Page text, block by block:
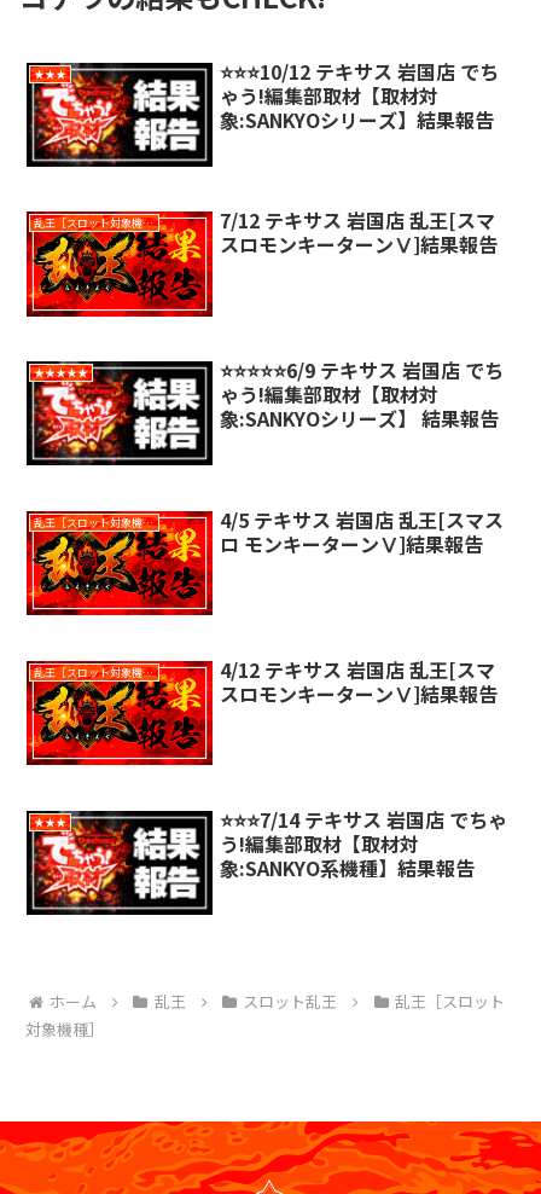
★★★
⭐️⭐️⭐️10/12 テキサス 岩国店 でち
ゃう!編集部取材【取材対
象:SANKYOシリーズ】結果報告
乱王［スロット対象機種］
7/12 テキサス 岩国店 乱王[スマ
スロモンキーターンⅤ]結果報告
★★★★★
⭐️⭐️⭐️⭐️⭐️6/9 テキサス 岩国店 でち
ゃう!編集部取材【取材対
象:SANKYOシリーズ】 結果報告
乱王［スロット対象機種］
4/5 テキサス 岩国店 乱王[スマス
ロ モンキーターンⅤ]結果報告
乱王［スロット対象機種］
4/12 テキサス 岩国店 乱王[スマ
スロモンキーターンⅤ]結果報告
★★★
⭐️⭐️⭐️7/14 テキサス 岩国店 でちゃ
う!編集部取材【取材対
象:SANKYO系機種】結果報告
ホーム 乱王 スロット乱王
乱王［スロット
対象機種］